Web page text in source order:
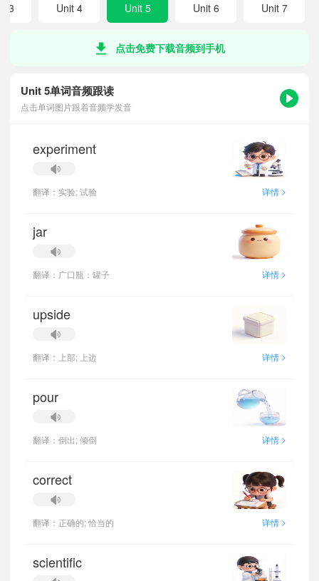
3 Unit 4 Unit 5 Unit 6 Unit 7
点击免费下载音频到手机
Unit 5单词音频跟读
点击单词图片跟着音频学发音
experiment
翻译：实验; 试验 详情 >
jar
翻译：广口瓶：罐子 详情 >
upside
翻译：上部; 上边 详情 >
pour
翻译：倒出; 倾倒 详情 >
correct
翻译：正确的; 恰当的 详情 >
scientific